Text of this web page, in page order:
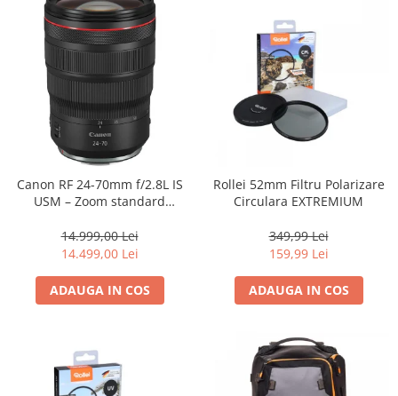
Canon RF 24-70mm f/2.8L IS
USM – Zoom standard
14.999,00 Lei
14.499,00 Lei
ADAUGA IN COS
Rollei 52mm Filtru Polarizare
Circulara EXTREMIUM
349,99 Lei
159,99 Lei
ADAUGA IN COS